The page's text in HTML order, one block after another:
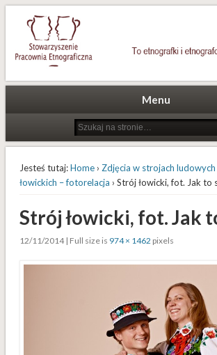
Stowarzyszenie
To etnografki i etnografowie, którym się chce
Menu
Jesteś tutaj:Home› Zdjęcia w strojach
łowickich – fotorelacja › Strój łowicki, fot. Jak to
Strój łowicki, fot. Jak
12/11/2014 | Full size is 974 × 1462 pixels